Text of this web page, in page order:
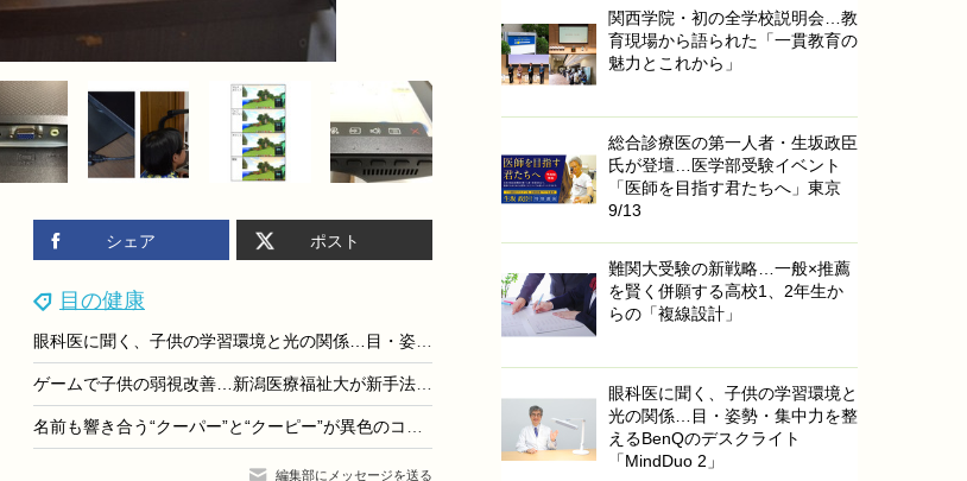
シェア ポスト
目の健康
眼科医に聞く、子供の学習環境と光の関係…目・姿勢・集中力を整えるBenQのデスクライト「MindDuo 2」
ゲームで子供の弱視改善…新潟医療福祉大が新手法開発
名前も響き合う“クーパー”と“クーピー”が異色のコラボ、子供の視力低下に悩む親に伝えたい目を守る新常識
編集部にメッセージを送る
関西学院・初の全学校説明会…教
育現場から語られた「一貫教育の
魅力とこれから」
総合診療医の第一人者・生坂政臣
氏が登壇…医学部受験イベント
「医師を目指す君たちへ」東京
9/13
難関大受験の新戦略…一般×推薦
を賢く併願する高校1、2年生か
らの「複線設計」
眼科医に聞く、子供の学習環境と
光の関係…目・姿勢・集中力を整
えるBenQのデスクライト
「MindDuo 2」